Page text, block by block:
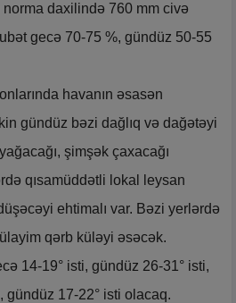
daxilində 760 mm civə
gecə 70-75 %, gündüz 50-55
havanın əsasən
gündüz bəzi dağlıq və dağətəyi
şimşək çaxacağı
qısamüddətli lokal leysan
ehtimalı var. Bəzi yerlərdə
qərb küləyi əsəcək.
14-19° isti, gündüz 26-31° isti,
gündüz 17-22° isti olacaq.